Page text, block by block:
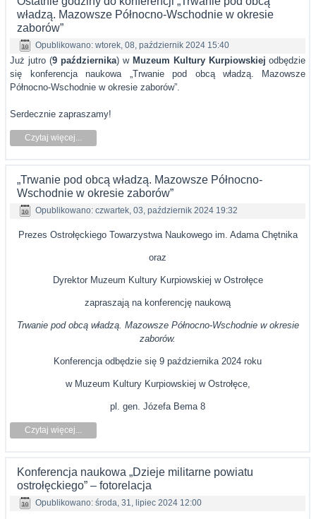
władzą. Mazowsze Północno-Wschodnie w okresie
zaborów”
Opublikowano: wtorek, 08, październik 2024 15:40
Już jutro (9 października) w Muzeum Kultury Kurpiowskiej odbędzie
się konferencja naukowa „Trwanie pod obcą władzą. Mazowsze
Północno-Wschodnie w okresie zaborów”.
Serdecznie zapraszamy!
Czytaj więcej...
„Trwanie pod obcą władzą. Mazowsze Północno-
Wschodnie w okresie zaborów”
Opublikowano: czwartek, 03, październik 2024 19:32
Prezes Ostrołęckiego Towarzystwa Naukowego im. Adama Chętnika
oraz
Dyrektor Muzeum Kultury Kurpiowskiej w Ostrołęce
zapraszają na konferencję naukową
Trwanie pod obcą władzą. Mazowsze Północno-Wschodnie w okresie
zaborów.
Konferencja odbędzie się 9 października 2024 roku
w Muzeum Kultury Kurpiowskiej w Ostrołęce,
pl. gen. Józefa Bema 8
Czytaj więcej...
Konferencja naukowa „Dzieje militarne powiatu
ostrołęckiego” – fotorelacja
Opublikowano: środa, 31, lipiec 2024 12:00